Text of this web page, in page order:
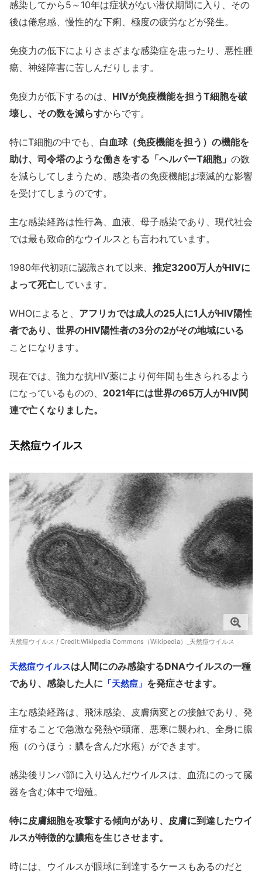
感染してから5～10年は症状がない潜伏期間に入り、その
後は倦怠感、慢性的な下痢、極度の疲労などが発生。
免疫力の低下によりさまざまな感染症を患ったり、悪性腫
瘍、神経障害に苦しんだりします。
免疫力が低下するのは、 HIVが免疫機能を担うT細胞を破
壊し、その数を減らすからです。
特にT細胞の中でも、 白血球（免疫機能を担う）の機能を
助け、司令塔のような働きをする「ヘルパーT細胞」 の数
を減らしてしまうため、感染者の免疫機能は壊滅的な影響
を受けてしまうのです。
主な感染経路は性行為、血液、母子感染であり、現代社会
では最も致命的なウイルスとも言われています。
1980年代初頭に認識されて以来、 推定3200万人がHIVに
よって死亡しています。
WHOによると、 アフリカでは成人の25人に1人がHIV陽性
者であり、世界のHIV陽性者の3分の2がその地域にいる
ことになります。
現在では、強力な抗HIV薬により何年間も生きられるよう
になっているものの、 2021年には世界の65万人がHIV関
連で亡くなりました。
天然痘ウイルス
天然痘ウイルス / Credit:Wikipedia Commons（Wikipedia）_天然痘ウイルス
天然痘ウイルスは人間にのみ感染するDNAウイルスの一種
であり、感染した人に 「天然痘」 を発症させます。
主な感染経路は、飛沫感染、皮膚病変との接触であり、発
症することで急激な発熱や頭痛、悪寒に襲われ、全身に膿
疱（のうほう：膿を含んだ水疱）ができます。
感染後リンパ節に入り込んだウイルスは、血流にのって臓
器を含む体中で増殖。
特に皮膚細胞を攻撃する傾向があり、皮膚に到達したウイ
ルスが特徴的な膿疱を生じさせます。
時には、ウイルスが眼球に到達するケースもあるのだと